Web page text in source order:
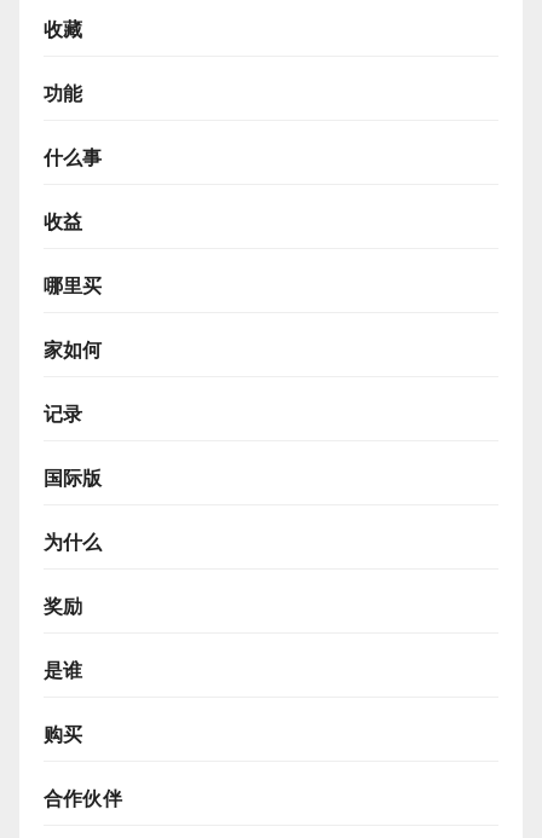
收藏
功能
什么事
收益
哪里买
家如何
记录
国际版
为什么
奖励
是谁
购买
合作伙伴